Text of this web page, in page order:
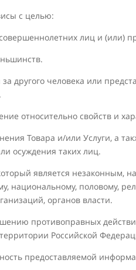
с целью:
лиц и (или)
другого человека или
относительно свойств и
Товара и/или Услуги, а
осуждения таких лиц.
является незаконным,
национальному, половому,
органов власти.
противоправных
Российской
предоставляемой